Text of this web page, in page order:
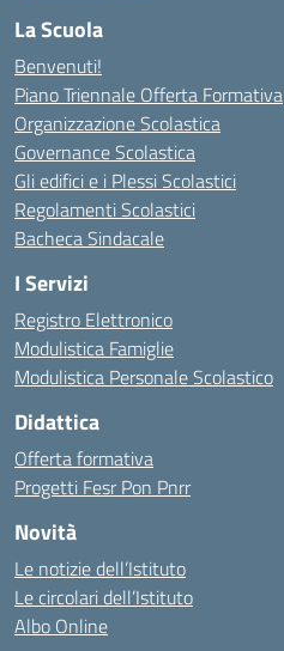
La Scuola
Benvenuti!
Piano Triennale Offerta Formativa
Organizzazione Scolastica
Governance Scolastica
Gli edifici e i Plessi Scolastici
Regolamenti Scolastici
Bacheca Sindacale
I Servizi
Registro Elettronico
Modulistica Famiglie
Modulistica Personale Scolastico
Didattica
Offerta formativa
Progetti Fesr Pon Pnrr
Novità
Le notizie dell’Istituto
Le circolari dell’Istituto
Albo Online